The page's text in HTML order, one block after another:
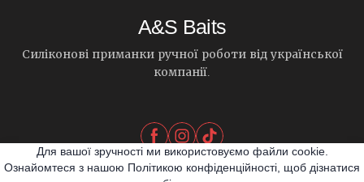
A&S Baits
Силіконові приманки ручної роботи від української
компанії.
Для вашої зручності ми використовуємо файли cookie.
Ознайомтеся з нашою Політикою конфіденційності, щоб дізнатися